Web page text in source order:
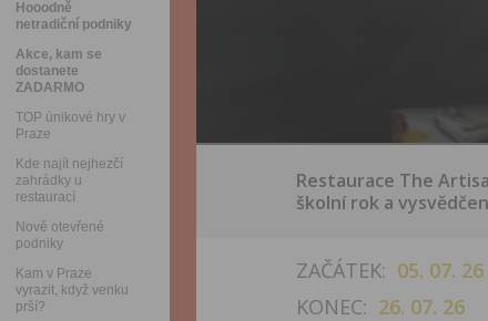
Hooodně
netradiční podniky
Akce, kam se
dostanete
ZADARMO
TOP únikové hry v
Praze
Kde najít nejhezčí
zahrádky u
restaurací
Nově otevřené
podniky
Kam v Praze
vyrazit, když venku
prší?
Restaurace The
školní rok a
ZAČÁTEK: 05. 07. 26
KONEC: 26. 07. 26